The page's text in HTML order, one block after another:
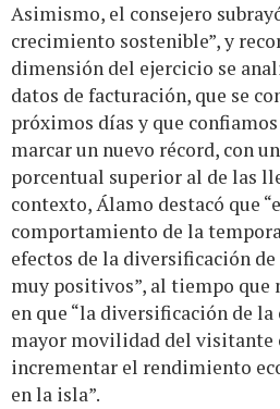
Asimismo, el consejero
crecimiento sostenible”, y
dimensión del ejercicio se
datos de facturación, que se
próximos días y que
marcar un nuevo récord, con
porcentual superior al de las
contexto, Álamo destacó que
comportamiento de la
efectos de la diversificación
muy positivos”, al tiempo que
en que “la diversificación de
mayor movilidad del visitante
incrementar el rendimiento
en la isla”.